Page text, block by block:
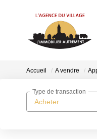
Accueil A vendre
Acheter
Type de transaction